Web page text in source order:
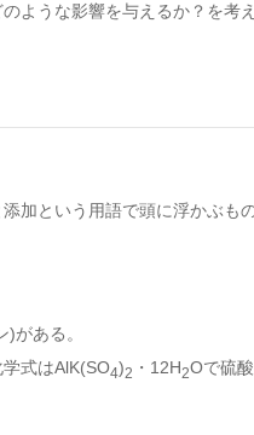
ような影響を与えるか？を考
加という用語で頭に浮かぶもの
がある。
式はAlK(SO4)2 ・12H2Oで硫